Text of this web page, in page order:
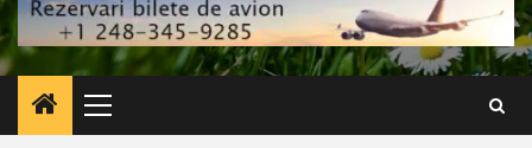
Primary
Menu